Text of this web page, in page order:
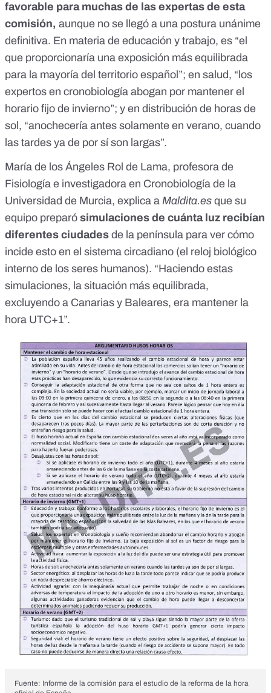
favorable para muchas de las expertas de esta
comisión, aunque no se llegó a una postura unánime
definitiva. En materia de educación y trabajo, es “el
que proporcionaría una exposición más equilibrada
para la mayoría del territorio español”; en salud, “los
expertos en cronobiología abogan por mantener el
horario fijo de invierno”; y en distribución de horas de
sol, “anochecería antes solamente en verano, cuando
las tardes ya de por sí son largas”.
María de los Ángeles Rol de Lama, profesora de
Fisiología e investigadora en Cronobiología de la
Universidad de Murcia, explica a Maldita.es que su
equipo preparó simulaciones de cuánta luz recibían
diferentes ciudades de la península para ver cómo
incide esto en el sistema circadiano (el reloj biológico
interno de los seres humanos). “Haciendo estas
simulaciones, la situación más equilibrada,
excluyendo a Canarias y Baleares, era mantener la
hora UTC+1”.
Fuente: Informe de la comisión para el estudio de la reforma de la hora